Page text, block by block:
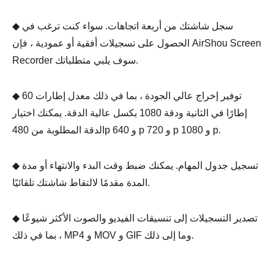
◆ سجل شاشتك من أربعة اتجاهات. سواء كنت ترغب في
الحصول على تسجيلات أفقية أو عمودية ، فإن AirShou Screen
Recorder سوف يلبي متطلباتك.
◆ توفير إخراج عالي الجودة ، بما في ذلك معدل إطارات 60
إطارًا في الثانية ودقة 1080 بكسل عالية الدقة. يمكنك اختيار
الدقة المطلوبة من 480p و 640 p و 720 p و 1080 p.
◆ تسجيل جدول المهام. يمكنك ضبط وقت البدء والانتهاء أو مدة
المدة مقدمًا لالتقاط شاشتك تلقائيًا.
◆ تصدير التسجيلات إلى تنسيقات الفيديو والصوت الأكثر شيوعًا
، بما في ذلك MP4 و MOV و GIF وما إلى ذلك.